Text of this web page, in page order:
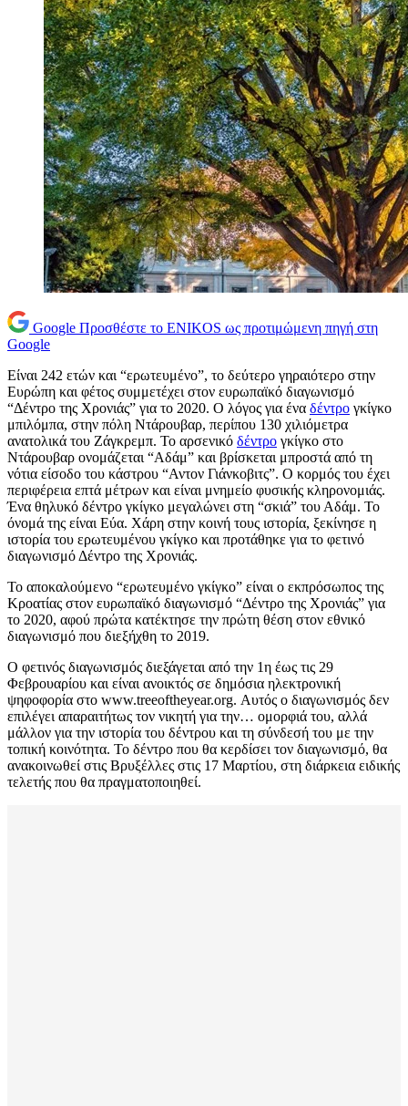
Google Προσθέστε το ENIKOS ως προτιμώμενη πηγή στη
Google
Είναι 242 ετών και “ερωτευμένο”, το δεύτερο γηραιότερο στην
Ευρώπη και φέτος συμμετέχει στον ευρωπαϊκό διαγωνισμό
“Δέντρο της Χρονιάς” για το 2020. Ο λόγος για ένα δέντρο γκίγκο
μπιλόμπα, στην πόλη Ντάρουβαρ, περίπου 130 χιλιόμετρα
ανατολικά του Ζάγκρεμπ. Το αρσενικό δέντρο γκίγκο στο
Ντάρουβαρ ονομάζεται “Αδάμ” και βρίσκεται μπροστά από τη
νότια είσοδο του κάστρου “Αντον Γιάνκοβιτς”. Ο κορμός του έχει
περιφέρεια επτά μέτρων και είναι μνημείο φυσικής κληρονομιάς.
Ένα θηλυκό δέντρο γκίγκο μεγαλώνει στη “σκιά” του Αδάμ. Το
όνομά της είναι Εύα. Χάρη στην κοινή τους ιστορία, ξεκίνησε η
ιστορία του ερωτευμένου γκίγκο και προτάθηκε για το φετινό
διαγωνισμό Δέντρο της Χρονιάς.
Το αποκαλούμενο “ερωτευμένο γκίγκο” είναι ο εκπρόσωπος της
Κροατίας στον ευρωπαϊκό διαγωνισμό “Δέντρο της Χρονιάς” για
το 2020, αφού πρώτα κατέκτησε την πρώτη θέση στον εθνικό
διαγωνισμό που διεξήχθη το 2019.
Ο φετινός διαγωνισμός διεξάγεται από την 1η έως τις 29
Φεβρουαρίου και είναι ανοικτός σε δημόσια ηλεκτρονική
ψηφοφορία στο www.treeoftheyear.org. Αυτός ο διαγωνισμός δεν
επιλέγει απαραιτήτως τον νικητή για την… ομορφιά του, αλλά
μάλλον για την ιστορία του δέντρου και τη σύνδεσή του με την
τοπική κοινότητα. Το δέντρο που θα κερδίσει τον διαγωνισμό, θα
ανακοινωθεί στις Βρυξέλλες στις 17 Μαρτίου, στη διάρκεια ειδικής
τελετής που θα πραγματοποιηθεί.